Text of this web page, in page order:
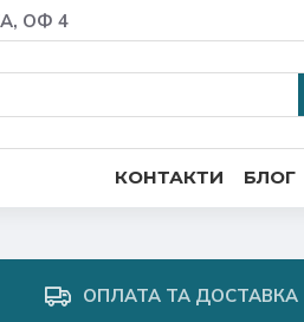
ОФ 4
КОНТАКТИ БЛОГ
ОПЛАТА ТА ДОСТАВКА